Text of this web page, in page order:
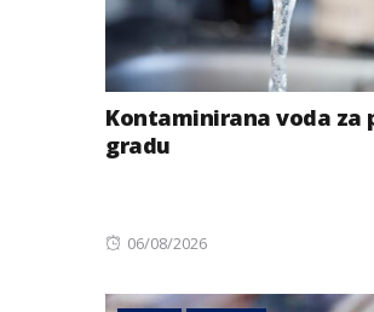
Kontaminirana voda za
gradu
Posted
06/08/2026